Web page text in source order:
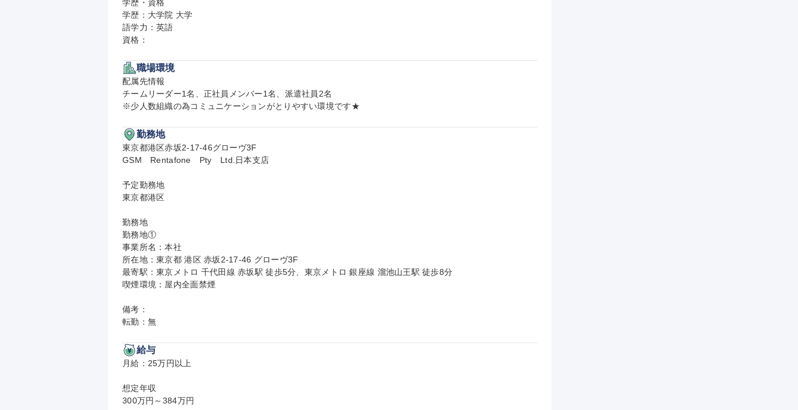
学歴・資格
学歴：大学院 大学
語学力：英語
資格：
職場環境
配属先情報
チームリーダー1名、正社員メンバー1名、派遣社員2名
※少人数組織の為コミュニケーションがとりやすい環境です★
勤務地
東京都港区赤坂2-17-46グローヴ3F
GSM　Rentafone　Pty　Ltd.日本支店
予定勤務地
東京都港区
勤務地
勤務地①
事業所名：本社
所在地：東京都 港区 赤坂2-17-46 グローヴ3F
最寄駅：東京メトロ 千代田線 赤坂駅 徒歩5分、東京メトロ 銀座線 溜池山王駅 徒歩8分
喫煙環境：屋内全面禁煙
備考：
転勤：無
給与
月給：25万円以上
想定年収
300万円～384万円